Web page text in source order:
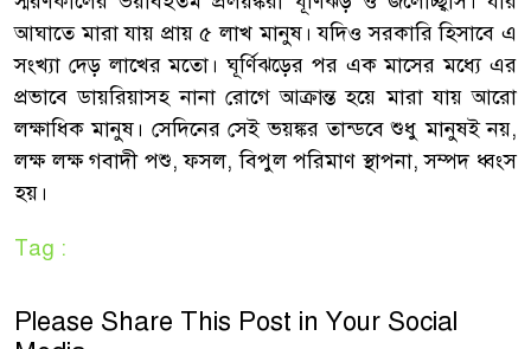
আঘাতে মারা যায় প্রায় ৫ লাখ মানুষ। যদিও সরকারি হিসাবে এ
সংখ্যা দেড় লাখের মতো। ঘূর্ণিঝড়ের পর এক মাসের মধ্যে এর
প্রভাবে ডায়রিয়াসহ নানা রোগে আক্রান্ত হয়ে মারা যায় আরো
লক্ষাধিক মানুষ। সেদিনের সেই ভয়ঙ্কর তান্ডবে শুধু মানুষই নয়,
লক্ষ লক্ষ গবাদী পশু, ফসল, বিপুল পরিমাণ স্থাপনা, সম্পদ ধ্বংস
হয়।
Tag :
Please Share This Post in Your Social